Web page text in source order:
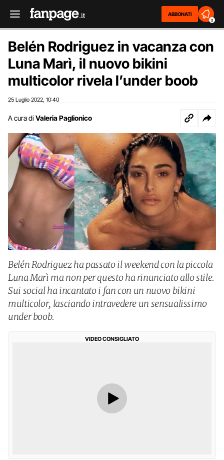
ABBONATI
2
Belén Rodriguez in vacanza con
Luna Marì, il nuovo bikini
multicolor rivela l’under boob
25 Luglio 2022 10:40
A cura di Valeria Paglionico
Belén Rodriguez ha passato il weekend con la piccola
Luna Marì ma non per questo ha rinunciato allo stile.
Sui social ha incantato i fan con un nuovo bikini
multicolor, lasciando intravedere un sensualissimo
under boob.
VIDEO CONSIGLIATO